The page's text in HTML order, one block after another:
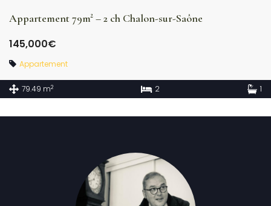
Appartement 79m² – 2 ch Chalon-sur-Saône
145,000€
Appartement
79.49 m2 2 1